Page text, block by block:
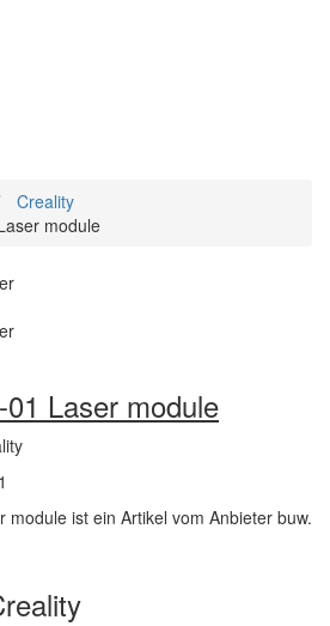
Creality
module
Laser module
module ist ein Artikel vom Anbieter buw.